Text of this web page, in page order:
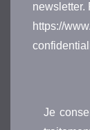
newsletter.
https://
Je